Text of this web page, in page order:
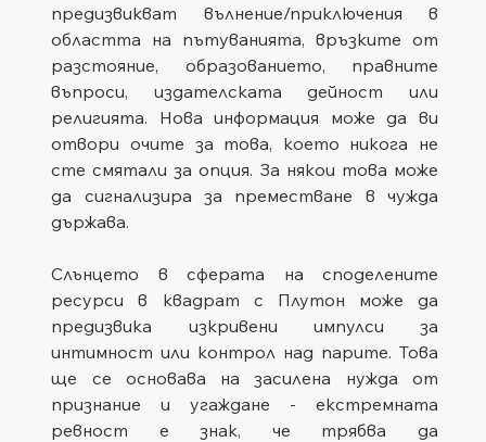
предизвикват вълнение/приключения в
областта на пътуванията, връзките от
разстояние, образованието, правните
въпроси, издателската дейност или
религията. Нова информация може да ви
отвори очите за това, което никога не
сте смятали за опция. За някои това може
да сигнализира за преместване в чужда
държава.
Слънцето в сферата на споделените
ресурси в квадрат с Плутон може да
предизвика изкривени импулси за
интимност или контрол над парите. Това
ще се основава на засилена нужда от
признание и угаждане - екстремната
ревност е знак, че трябва да